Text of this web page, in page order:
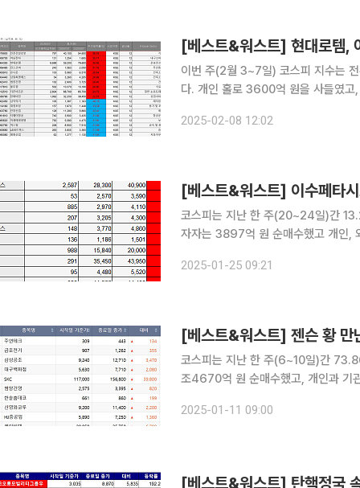
이번 주(2월 3~7일) 코스피 지수는
다. 개인 홀로 3600억 원을 사들였
(1020억 원) 등을 팔고, SK하이닉스
2025-02-08 12:02
[베스트&워스트] 이수페타
코스피는 지난 한 주(20~24일)간
자자는 3897억 원 순매수했고 개인, 외
상승한 4만900원을 기록했다. 이차
2025-01-25 09:21
코스피는 지난 한 주(6~10일)간
조4670억 원 순매수했고, 개인과 기관은
2025-01-11 09:00